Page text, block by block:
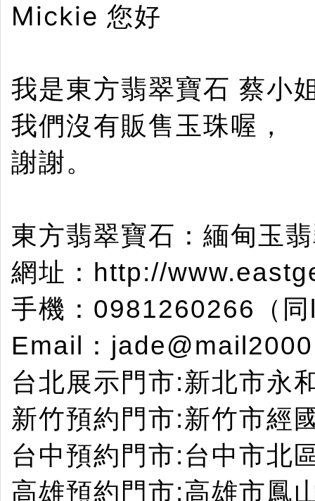
Mickie 您好
我是東方翡翠寶石 蔡小
我們沒有販售玉珠喔，
謝謝。
東方翡翠寶石：緬甸玉
網址：http://
手機：0981260266（
Email：
台北展示門市:新北市永
新竹預約門市:新竹市
台中預約門市:台中市北
高雄預約門市:高雄市鳳